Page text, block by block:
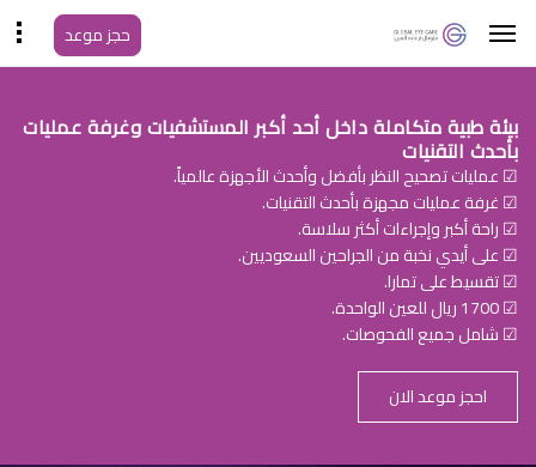
حجز موعد
بيئة طبية متكاملة داخل أحد أكبر المستشفيات وغرفة عمليات
بأحدث التقنيات
☑ عمليات تصحيح النظر بأفضل وأحدث الأجهزة عالمياً.
☑ غرفة عمليات مجهزة بأحدث التقنيات.
☑ راحة أكبر وإجراءات أكثر سلاسة.
☑ على أيدي نخبة من الجراحين السعوديين.
☑ تقسيط على تمارا.
☑ 1700 ريال للعين الواحدة.
☑ شامل جميع الفحوصات.
احجز موعد الان